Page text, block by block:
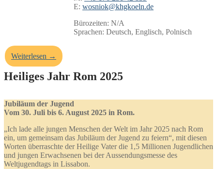
E: wosniok@khgkoeln.de
Bürozeiten: N/A
Sprachen: Deutsch, Englisch, Polnisch
Weiterlesen →
Heiliges Jahr Rom 2025
Jubiläum der Jugend
Vom 30. Juli bis 6. August 2025 in Rom.
„Ich lade alle jungen Menschen der Welt im Jahr 2025 nach Rom
ein, um gemeinsam das Jubiläum der Jugend zu feiern“, mit diesen
Worten überraschte der Heilige Vater die 1,5 Millionen Jugendlichen
und jungen Erwachsenen bei der Aussendungsmesse des
Weltjugendtags in Lissabon.